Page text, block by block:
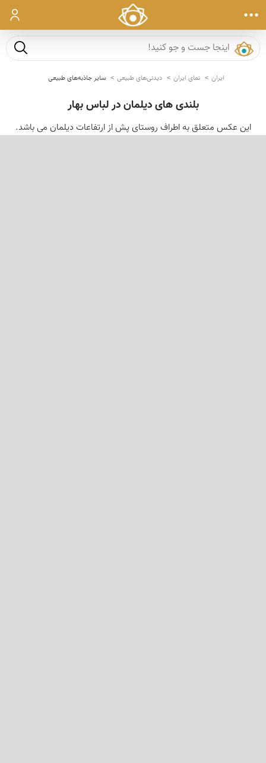
ورود
جست و
ایران نمای ایران دیدنی‌های طبیعی سایر جاذبه‌های طبیعی
بلندی های دیلمان در لباس بهار
این عکس متعلق به اطراف روستای پش از ارتفاعات دیلمان می باشد.